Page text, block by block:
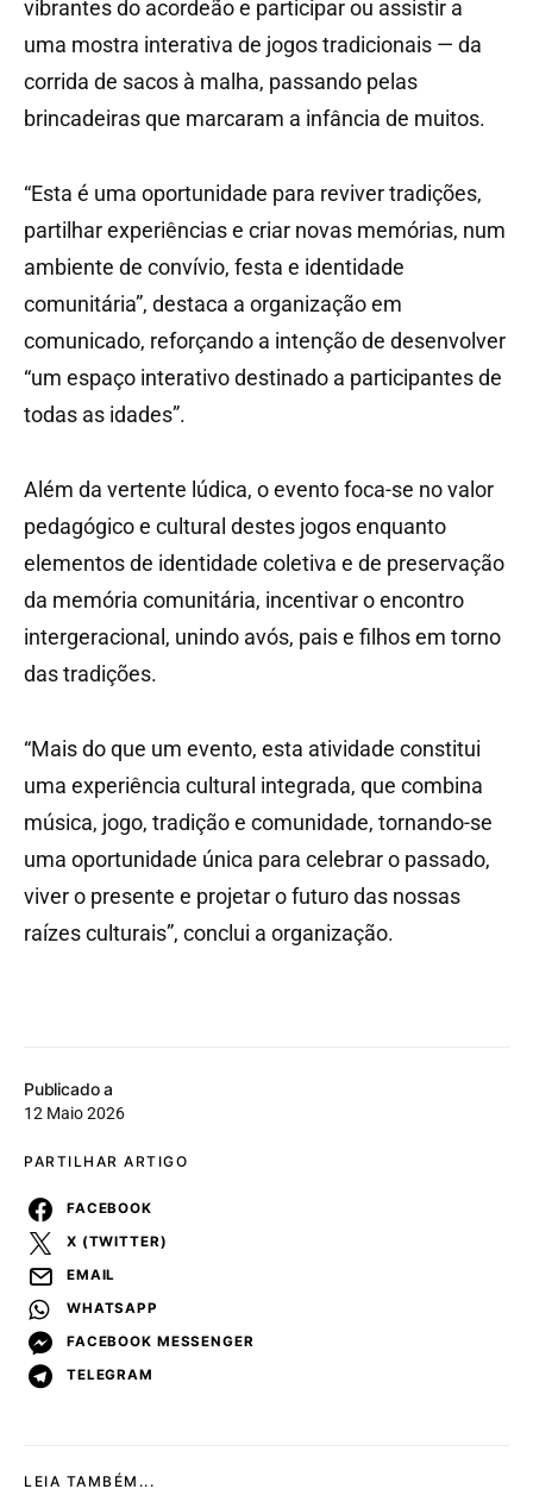
Publicado a
12 Maio 2026
PARTILHAR ARTIGO
FACEBOOK
X (TWITTER)
EMAIL
WHATSAPP
FACEBOOK MESSENGER
TELEGRAM
vibrantes do acordeão e participar ou assistir a
uma mostra interativa de jogos tradicionais — da
corrida de sacos à malha, passando pelas
brincadeiras que marcaram a infância de muitos.
“Esta é uma oportunidade para reviver tradições,
partilhar experiências e criar novas memórias, num
ambiente de convívio, festa e identidade
comunitária”, destaca a organização em
comunicado, reforçando a intenção de desenvolver
“um espaço interativo destinado a participantes de
todas as idades”.
Além da vertente lúdica, o evento foca-se no valor
pedagógico e cultural destes jogos enquanto
elementos de identidade coletiva e de preservação
da memória comunitária, incentivar o encontro
intergeracional, unindo avós, pais e filhos em torno
das tradições.
“Mais do que um evento, esta atividade constitui
uma experiência cultural integrada, que combina
música, jogo, tradição e comunidade, tornando-se
uma oportunidade única para celebrar o passado,
viver o presente e projetar o futuro das nossas
raízes culturais”, conclui a organização.
LEIA TAMBÉM...